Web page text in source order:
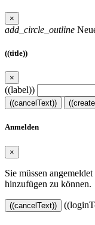
×
add_circle_outline
((title))
×
((label))
((cancelText))
Anmelden
×
Sie müssen
hinzufügen zu können.
((cancelText))